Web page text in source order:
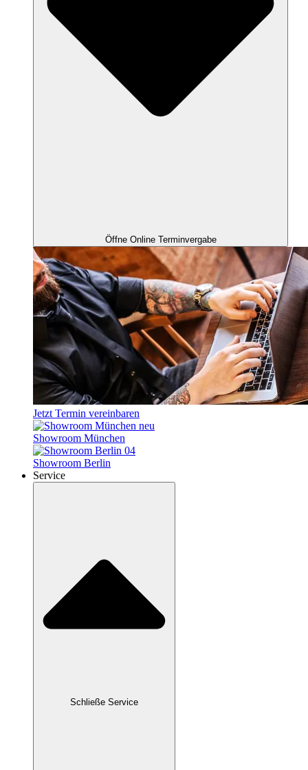
Öffne Online Terminvergabe
Jetzt Termin vereinbaren
Showroom München
Showroom Berlin
Service
Schließe Service